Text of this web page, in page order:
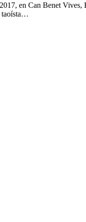
en Can Benet Vives,
taoísta…